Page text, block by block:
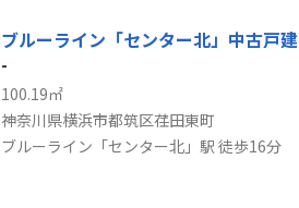
ブルーライン「センター北」中古戸建
-
100.19㎡
神奈川県横浜市都筑区荏田東町
ブルーライン「センター北」駅 徒歩16分